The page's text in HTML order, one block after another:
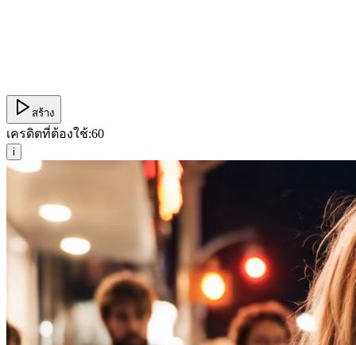
สร้าง
เครดิตที่ต้องใช้:60
i